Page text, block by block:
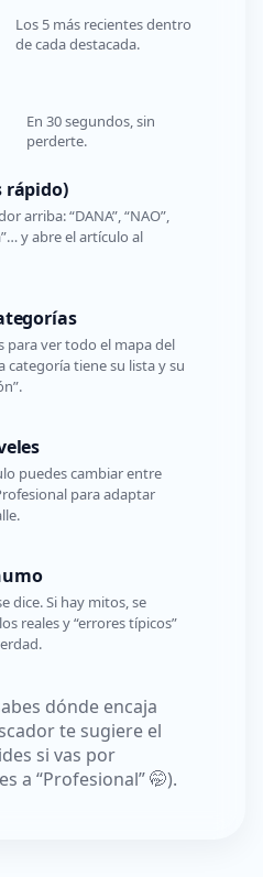
Los 5 más recientes dentro
de cada destacada.
En 30 segundos, sin
perderte.
rápido)
arriba: “DANA”, “NAO”,
y abre el artículo al
para ver todo el mapa del
categoría tiene su lista y su
puedes cambiar entre
para adaptar
dice. Si hay mitos, se
reales y “errores típicos”
dónde encaja
te sugiere el
si vas por
a “Profesional” 🤭).